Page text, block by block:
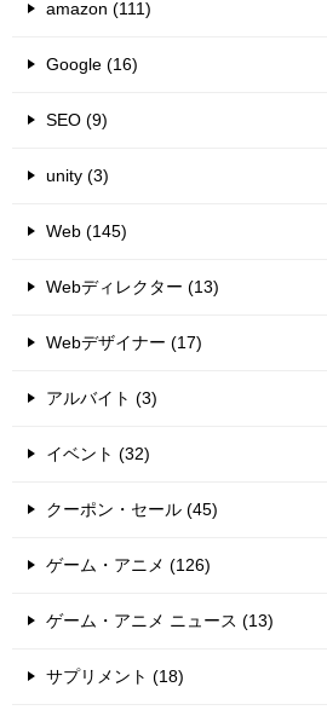
amazon (111)
Google (16)
SEO (9)
unity (3)
Web (145)
Webディレクター (13)
Webデザイナー (17)
アルバイト (3)
イベント (32)
クーポン・セール (45)
ゲーム・アニメ (126)
ゲーム・アニメ ニュース (13)
サプリメント (18)